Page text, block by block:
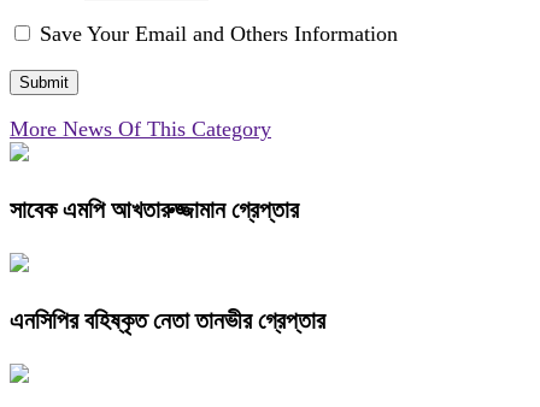
Save Your Email and Others Information
More News Of This Category
সাবেক এমপি আখতারুজ্জামান গ্রেপ্তার
এনসিপির বহিষ্কৃত নেতা তানভীর গ্রেপ্তার